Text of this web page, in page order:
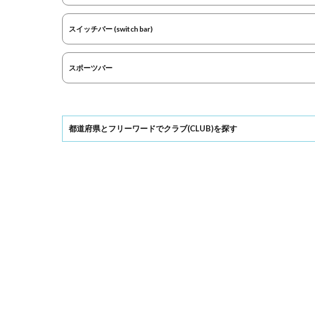
スイッチバー (switch bar)
スポーツバー
都道府県とフリーワードでクラブ(CLUB)を探す